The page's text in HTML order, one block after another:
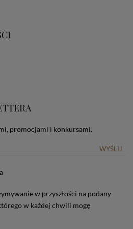
końcowym każdego
powinien zmienić
promocjami i konkursami.
WYŚLIJ
w przyszłości na podany
w każdej chwili mogę